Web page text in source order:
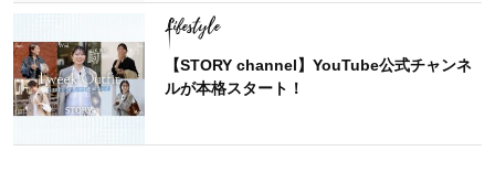
Lifestyle
【STORY channel】YouTube公式チャンネ
ルが本格スタート！